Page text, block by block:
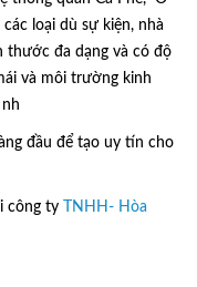
loại dù sự kiện, nhà
thước đa dạng và có độ
và môi trường kinh
đầu để tạo uy tín cho
công ty
TNHH- Hòa